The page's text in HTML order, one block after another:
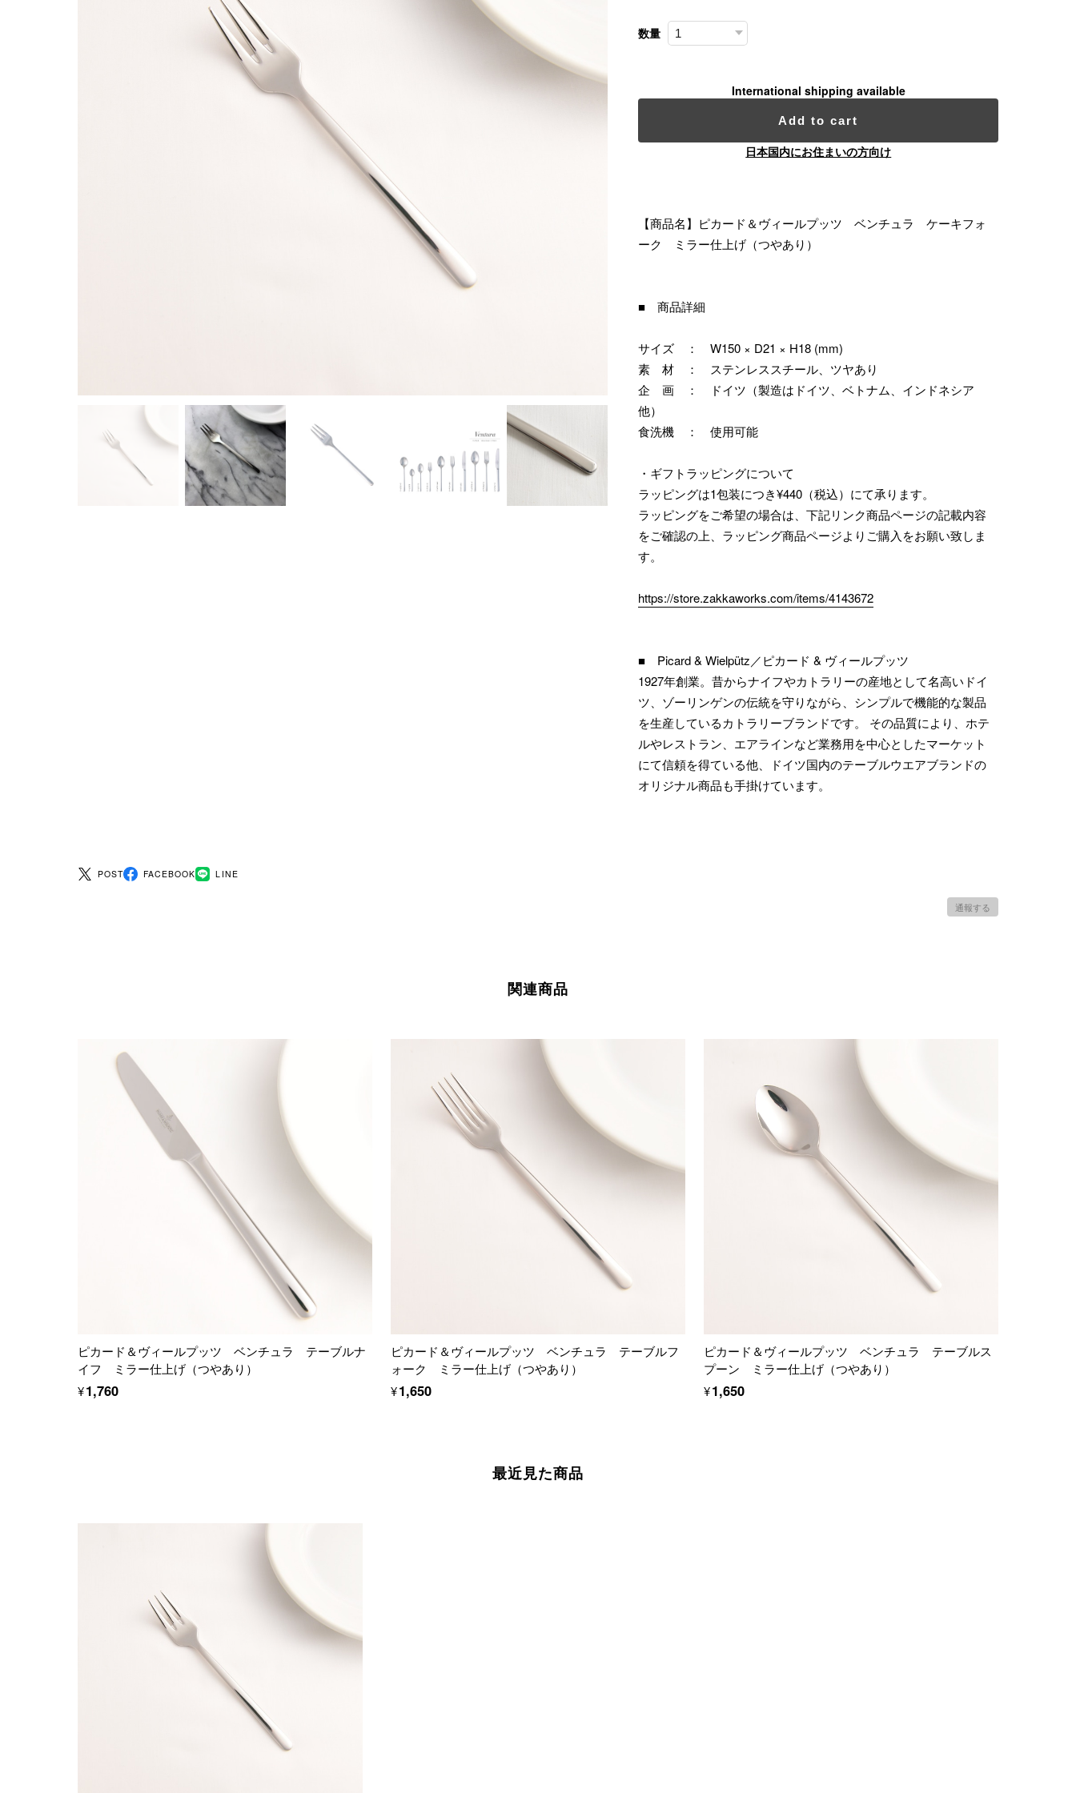
数量
International shipping available
Add to cart
日本国内にお住まいの方向け
【商品名】ピカード＆ヴィールプッツ ベンチュラ ケーキフォ
ーク ミラー仕上げ（つやあり）
■ 商品詳細
サイズ ： W150 × D21 × H18 (mm)
素 材 ： ステンレススチール、ツヤあり
企 画 ： ドイツ（製造はドイツ、ベトナム、インドネシア
他）
食洗機 ： 使用可能
・ギフトラッピングについて
ラッピングは1包装につき¥440（税込）にて承ります。
ラッピングをご希望の場合は、下記リンク商品ページの記載内容
をご確認の上、ラッピング商品ページよりご購入をお願い致しま
す。
https://store.zakkaworks.com/items/4143672
■ Picard & Wielpütz／ピカード & ヴィールプッツ
1927年創業。昔からナイフやカトラリーの産地として名高いドイ
ツ、ゾーリンゲンの伝統を守りながら、シンプルで機能的な製品
を生産しているカトラリーブランドです。 その品質により、ホテ
ルやレストラン、エアラインなど業務用を中心としたマーケット
にて信頼を得ている他、ドイツ国内のテーブルウエアブランドの
オリジナル商品も手掛けています。
POST FACEBOOK LINE
通報する
関連商品
ピカード＆ヴィールプッツ ベンチュラ テーブルナ
イフ ミラー仕上げ（つやあり）
¥1,760
ピカード＆ヴィールプッツ ベンチュラ テーブルフ
ォーク ミラー仕上げ（つやあり）
¥1,650
ピカード＆ヴィールプッツ ベンチュラ テーブルス
プーン ミラー仕上げ（つやあり）
¥1,650
最近見た商品